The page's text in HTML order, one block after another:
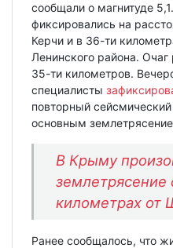
сообщали о магнитуде
фиксировались на
Керчи и в 36-ти
Ленинского района. Очаг
35-ти километров.
специалисты
повторный
основным
В Крыму
землетрясение
километрах от
Ранее сообщалось, что